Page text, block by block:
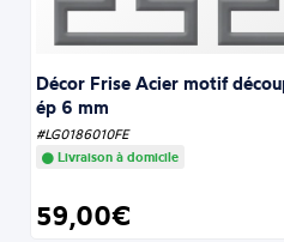
Décor Frise Acier motif
ép 6 mm
#LG0186010FE
Livraison à domicile
59,00€